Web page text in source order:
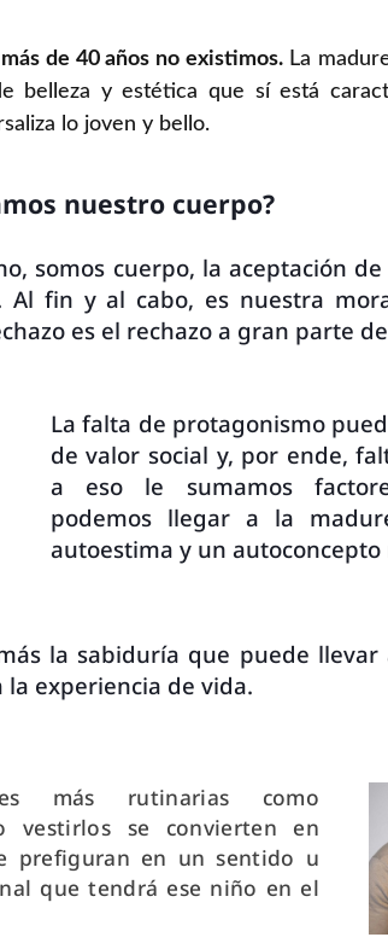
de 40 años no existimos. La
belleza y estética que sí está
lo joven y bello.
nuestro cuerpo?
somos cuerpo, la aceptación
Al fin y al cabo, es nuestra
es el rechazo a gran parte
La falta de protagonismo
de valor social y, por ende,
a eso le sumamos
podemos llegar a la
autoestima y un
la sabiduría que puede
experiencia de vida.
más rutinarias como
vestirlos se convierten en
prefiguran en un sentido u
que tendrá ese niño en el